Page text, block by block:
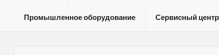
Промышленное оборудование Сервисный центр